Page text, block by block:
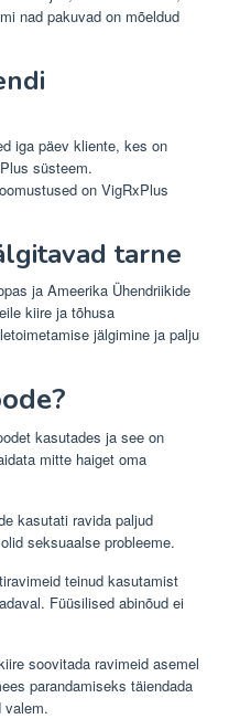
nad pakuvad on mõeldud
iga päev kliente, kes on
süsteem.
on VigRxPlus
tarne
ja Ameerika Ühendriikide
kiire ja tõhusa
jälgimine ja palju
kasutades ja see on
mitte haiget oma
kasutati ravida paljud
seksuaalse probleeme.
teinud kasutamist
Füüsilised abinõud ei
soovitada ravimeid asemel
parandamiseks täiendada
valem.